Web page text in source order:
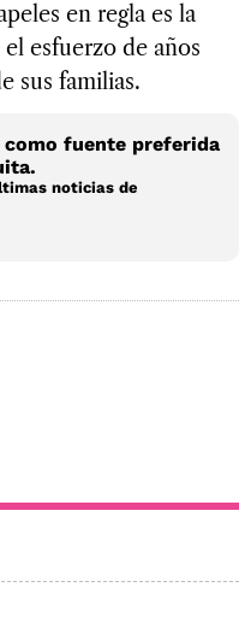
en regla es la
esfuerzo de años
sus familias.
como fuente preferida
noticias de